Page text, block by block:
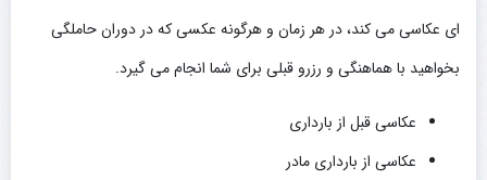
ای عکاسی می کند، در هر زمان و هرگونه عکسی که در دوران حاملگی
بخواهید با هماهنگی و رزرو قبلی برای شما انجام می گیرد.
عکاسی قبل از بارداری
عکاسی از بارداری مادر